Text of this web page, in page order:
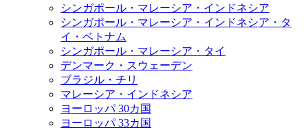
シンガポール・マレーシア・インドネシア
シンガポール・マレーシア・インドネシア・タ
イ・ベトナム
シンガポール・マレーシア・タイ
デンマーク・スウェーデン
ブラジル・チリ
マレーシア・インドネシア
ヨーロッパ 30カ国
ヨーロッパ 33カ国